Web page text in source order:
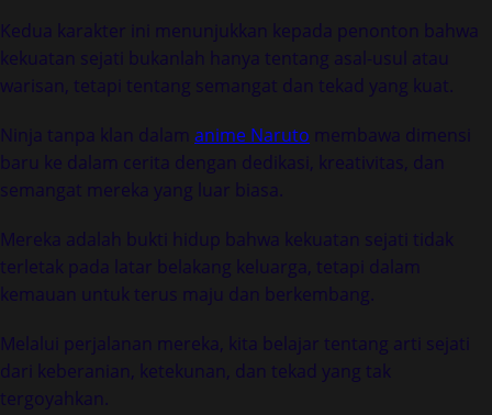
Kedua karakter ini menunjukkan kepada penonton bahwa
kekuatan sejati bukanlah hanya tentang asal-usul atau
warisan, tetapi tentang semangat dan tekad yang kuat.
Ninja tanpa klan dalam anime Naruto membawa dimensi
baru ke dalam cerita dengan dedikasi, kreativitas, dan
semangat mereka yang luar biasa.
Mereka adalah bukti hidup bahwa kekuatan sejati tidak
terletak pada latar belakang keluarga, tetapi dalam
kemauan untuk terus maju dan berkembang.
Melalui perjalanan mereka, kita belajar tentang arti sejati
dari keberanian, ketekunan, dan tekad yang tak
tergoyahkan.